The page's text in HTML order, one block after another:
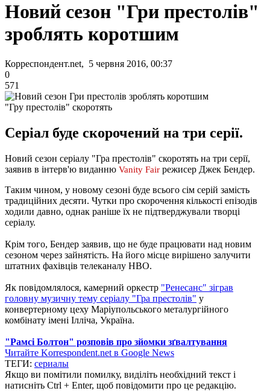
Новий сезон "Гри престолів"
зроблять коротшим
Корреспондент.net, 5 червня 2016, 00:37
0
571
"Гру престолів" скоротять
Серіал буде скорочений на три серії.
Новий сезон серіалу "Гра престолів" скоротять на три серії,
заявив в інтерв'ю виданню Vanity Fair режисер Джек Бендер.
Таким чином, у новому сезоні буде всього сім серій замість
традиційних десяти. Чутки про скорочення кількості епізодів
ходили давно, однак раніше їх не підтверджували творці
серіалу.
Крім того, Бендер заявив, що не буде працювати над новим
сезоном через зайнятість. На його місце вирішено залучити
штатних фахівців телеканалу HBO.
Як повідомлялося, камерний оркестр "Ренесанс" зіграв
головну музичну тему серіалу "Гра престолів" у
конвертерному цеху Маріупольського металургійного
комбінату імені Ілліча, Україна.
"Рамcі Болтон" розповів про зйомки зґвалтування
Читайте Korrespondent.net в Google News
ТЕГИ: сериалы
Якщо ви помітили помилку, виділіть необхідний текст і
натисніть Ctrl + Enter, щоб повідомити про це редакцію.